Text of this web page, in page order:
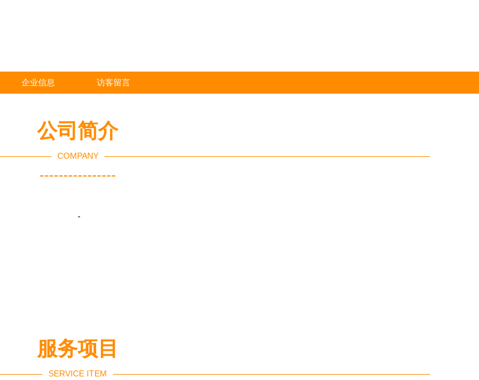
企业信息 访客留言
公司简介
COMPANY
----------------
-
服务项目
SERVICE ITEM